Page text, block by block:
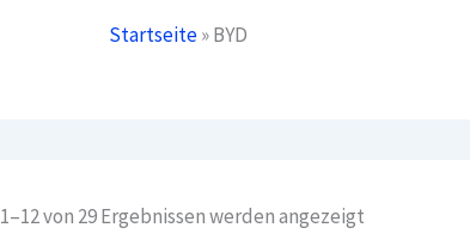
Startseite»BYD
1–12 von 29 Ergebnissen werden angezeigt